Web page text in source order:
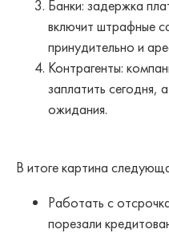
Банки: задержка
включит штрафные
принудительно и
Контрагенты:
заплатить сегодня,
ожидания.
В итоге картина
Работать с
порезали